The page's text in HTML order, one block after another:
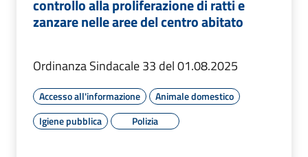
controllo alla proliferazione di ratti e
zanzare nelle aree del centro abitato
Ordinanza Sindacale 33 del 01.08.2025
Accesso all'informazione
Animale domestico
Igiene pubblica
Polizia